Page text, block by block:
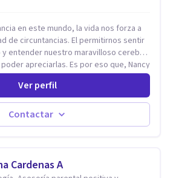
en este mundo, la vida nos forza a
de circuntancias. El permitirnos sentir
apreciarlas. Es por eso que, Nancy
a brindarte una mano amiga atravez de
para crecer y fortalecer tu
es el detonator que nos lleva al
que se nos quedaran
GENTE.
Ver perfil
Contactar
Cardenas A